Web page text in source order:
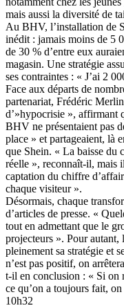
mais aussi la diversité de
Au BHV, l’installation de
inédit : jamais moins de 5
de 30 % d’entre eux
magasin. Une stratégie
ses contraintes : « J’ai 2
Face aux départs de
partenariat, Frédéric
d’»hypocrisie », affirmant
BHV ne présentaient pas
place » et partageaient, là
que Shein. « La baisse du
réelle », reconnaît-il, mais
captation du chiffre
chaque visiteur ».
Désormais, chaque
d’articles de presse. «
tout en admettant que le
projecteurs ». Pour
pleinement sa stratégie et
n’est pas positif, on
t-il en conclusion : « Si on
ce qu’on a toujours fait,
10h32